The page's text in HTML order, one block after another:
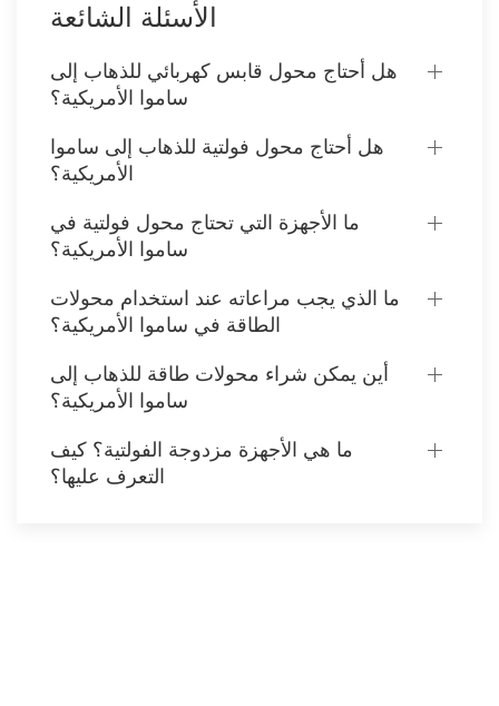
الأسئلة الشائعة
هل أحتاج محول قابس كهربائي للذهاب إلى
ساموا الأمريكية؟
هل أحتاج محول فولتية للذهاب إلى ساموا
الأمريكية؟
ما الأجهزة التي تحتاج محول فولتية في
ساموا الأمريكية؟
ما الذي يجب مراعاته عند استخدام محولات
الطاقة في ساموا الأمريكية؟
أين يمكن شراء محولات طاقة للذهاب إلى
ساموا الأمريكية؟
ما هي الأجهزة مزدوجة الفولتية؟ كيف
التعرف عليها؟